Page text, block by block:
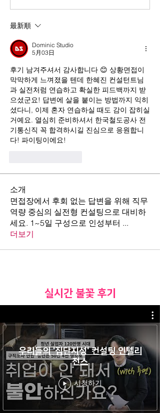
最新順
Dominic Studio
5月03日
후기 남겨주셔서 감사합니다 😊 상황면접이
막막하게 느껴졌을 텐데 한혜진 컨설턴트님
과 실전처럼 연습하고 확실한 피드백까지 받
으셨군요! 답변에 살을 붙이는 방법까지 익히
셨다니, 이제 혼자 연습하실 때도 감이 잡히실
거예요. 열심히 준비하셔서 한국철도공사 전
기통신직 꼭 합격하시길 진심으로 응원합니
다! 파이팅이에요!
소개
면접장에서 후회 없는 답변을 위해 직무
역량 중심의 실전형 컨설팅으로 대비하
세요. 1~5일 구성으로 인성부터 ...
더보기
​실시간 불꽃 후기
우리들의 '집단지성' 컨설팅 인텔리
전스
시청하기